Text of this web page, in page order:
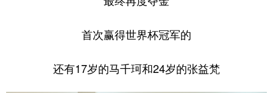
首次赢得世界杯冠军的
还有17岁的马千珂和24岁的张益梵